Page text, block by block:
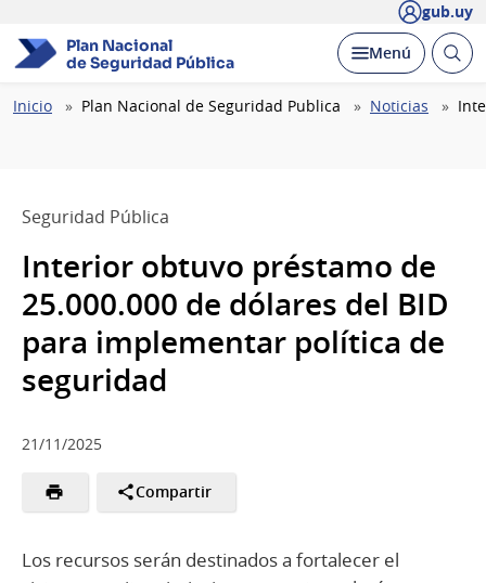
gub.uy
Plan Nacional
de Seguridad Pública
Desplegar
Menú Abrir
Ruta
Inicio Plan Nacional de Seguridad Publica Noticias
Seguridad Pública
Interior obtuvo préstamo de
25.000.000 de dólares del BID
para implementar política de
seguridad
21/11/2025
Compartir
Los recursos serán destinados a fortalecer el